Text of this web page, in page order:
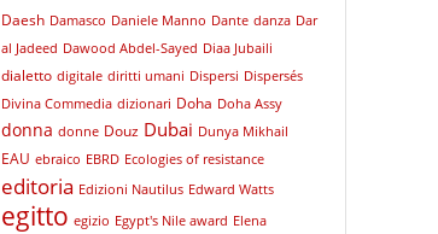
Daesh Damasco Daniele Manno Dante danza Dar
al Jadeed Dawood Abdel-Sayed Diaa Jubaili
dialetto digitale diritti umani Dispersi Dispersés
Divina Commedia dizionari Doha Doha Assy
donna donne Douz Dubai Dunya Mikhail
EAU ebraico EBRD Ecologies of resistance
editoria Edizioni Nautilus Edward Watts
egitto egizio Egypt's Nile award Elena